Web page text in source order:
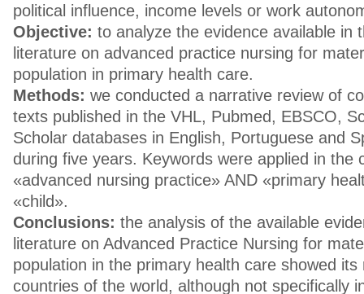
political influence, income levels or work
Objective: to analyze the evidence available in
literature on advanced practice nursing for
population in primary health care.
Methods: we conducted a narrative review of
texts published in the VHL, Pubmed, EBSCO,
Scholar databases in English, Portuguese and
during five years. Keywords were applied in the
«advanced nursing practice» AND «primary
«child».
Conclusions: the analysis of the available
literature on Advanced Practice Nursing for
population in the primary health care showed
countries of the world, although not specifically